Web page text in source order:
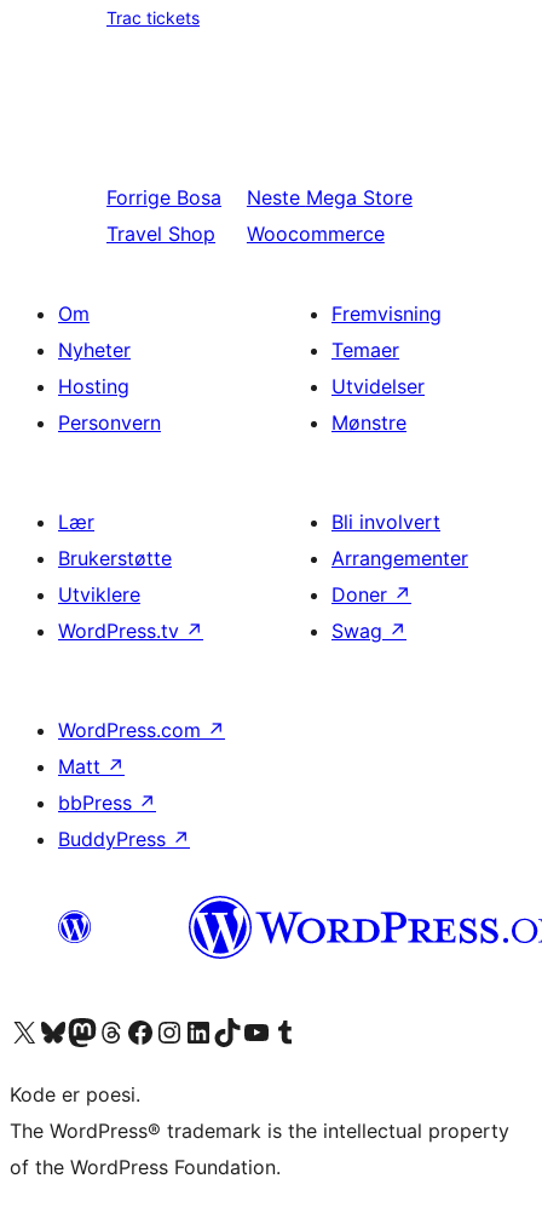
Trac tickets
Forrige Bosa
Travel Shop
Neste Mega Store
Woocommerce
Om
Nyheter
Hosting
Personvern
Fremvisning
Temaer
Utvidelser
Mønstre
Lær
Brukerstøtte
Utviklere
WordPress.tv ↗
Bli involvert
Arrangementer
Doner ↗
Swag ↗
WordPress.com ↗
Matt ↗
bbPress ↗
BuddyPress ↗
Besøk vår konto på X Visit our Bluesky account
Besøk vår Mastodon-konto
Visit our Threads account
Besøk vår Facebook-sideBesøk vår Instagram-konto
Besøk vår LinkedIn-konto
Visit our TikTok account
Visit our YouTube channel
Visit our Tumblr account
Kode er poesi.
The WordPress® trademark is the intellectual property
of the WordPress Foundation.